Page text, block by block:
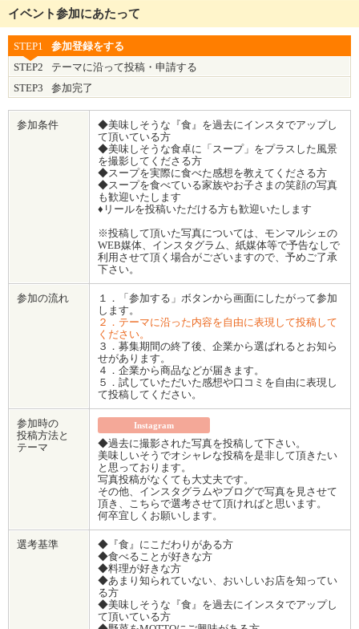
イベント参加にあたって
STEP1
参加登録をする
STEP2
テーマに沿って投稿・申請する
STEP3
参加完了
参加条件
◆美味しそうな『食』を過去にインスタでアップし
て頂いている方
◆美味しそうな食卓に「スープ」をプラスした風景
を撮影してくださる方
◆スープを実際に食べた感想を教えてくださる方
◆スープを食べている家族やお子さまの笑顔の写真
も歓迎いたします
♦リールを投稿いただける方も歓迎いたします
※投稿して頂いた写真については、モンマルシェの
WEB媒体、インスタグラム、紙媒体等で予告なしで
利用させて頂く場合がございますので、予めご了承
下さい。
参加の流れ
１．「参加する」ボタンから画面にしたがって参加
します。
２．テーマに沿った内容を自由に表現して投稿して
ください。
３．募集期間の終了後、企業から選ばれるとお知ら
せがあります。
４．企業から商品などが届きます。
５．試していただいた感想や口コミを自由に表現し
て投稿してください。
参加時の
投稿方法と
テーマ
Instagram
◆過去に撮影された写真を投稿して下さい。
美味しいそうでオシャレな投稿を是非して頂きたい
と思っております。
写真投稿がなくても大丈夫です。
その他、インスタグラムやブログで写真を見させて
頂き、こちらで選考させて頂ければと思います。
何卒宜しくお願いします。
選考基準
◆『食』にこだわりがある方
◆食べることが好きな方
◆料理が好きな方
◆あまり知られていない、おいしいお店を知ってい
る方
◆美味しそうな『食』を過去にインスタでアップし
て頂いている方